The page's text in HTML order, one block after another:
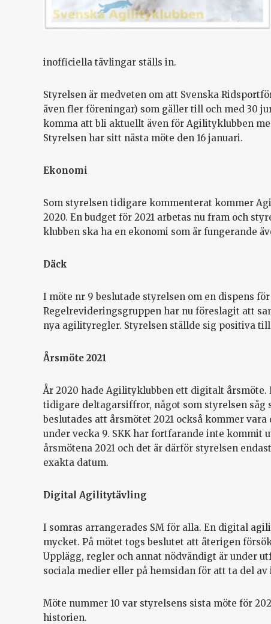
inofficiella tävlingar ställs in.
Styrelsen är medveten om att Svenska
även fler föreningar) som gäller till och med 30
komma att bli aktuellt även för Agilityklubben
Styrelsen har sitt nästa möte den 16 januari.
Ekonomi
Som styrelsen tidigare kommenterat kommer
2020. En budget för 2021 arbetas nu fram och
klubben ska ha en ekonomi som är fungerande
Däck
I möte nr 9 beslutade styrelsen om en dispens
Regelrevideringsgruppen har nu föreslagit att
nya agilityregler. Styrelsen ställde sig positiva
Årsmöte 2021
År 2020 hade Agilityklubben ett digitalt
tidigare deltagarsiffror, något som styrelsen såg
beslutades att årsmötet 2021 också kommer
under vecka 9. SKK har fortfarande inte kommit
årsmötena 2021 och det är därför styrelsen
exakta datum.
Digital Agilitytävling
I somras arrangerades SM för alla. En digital
mycket. På mötet togs beslutet att återigen
Upplägg, regler och annat nödvändigt är under
sociala medier eller på hemsidan för att ta del
Möte nummer 10 var styrelsens sista möte för
historien.